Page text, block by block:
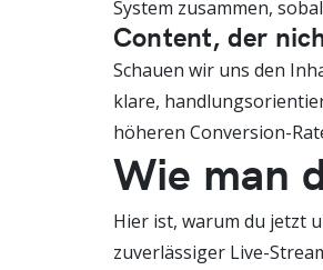
System zusammen,
Content, der
Schauen wir uns den
klare,
höheren Conversion-
Wie man
Hier ist, warum du jetzt
zuverlässiger Live-